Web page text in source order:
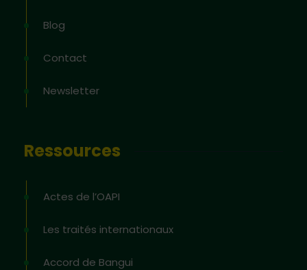
Blog
Contact
Newsletter
Ressources
Actes de l’OAPI
Les traités internationaux
Accord de Bangui